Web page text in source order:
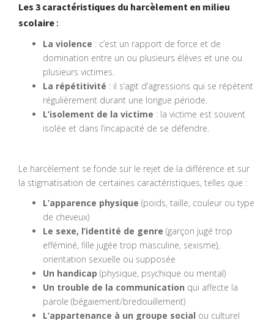
Les 3 caractéristiques du harcèlement en milieu
scolaire :
La violence : c’est un rapport de force et de
domination entre un ou plusieurs élèves et une ou
plusieurs victimes.
La répétitivité : il s’agit d’agressions qui se répètent
régulièrement durant une longue période.
L’isolement de la victime : la victime est souvent
isolée et dans l’incapacité de se défendre.
Le harcèlement se fonde sur le rejet de la différence et sur
la stigmatisation de certaines caractéristiques, telles que :
L’apparence physique (poids, taille, couleur ou type
de cheveux)
Le sexe, l’identité de genre (garçon jugé trop
efféminé, fille jugée trop masculine, sexisme),
orientation sexuelle ou supposée
Un handicap (physique, psychique ou mental)
Un trouble de la communication qui affecte la
parole (bégaiement/bredouillement)
L’appartenance à un groupe social ou culturel